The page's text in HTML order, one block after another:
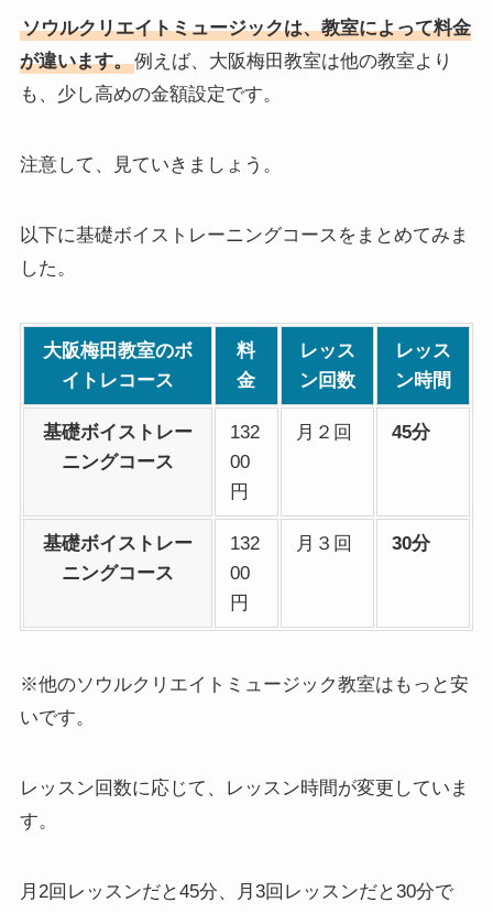
ソウルクリエイトミュージックは、教室によって料金
が違います。例えば、大阪梅田教室は他の教室より
も、少し高めの金額設定です。
注意して、見ていきましょう。
以下に基礎ボイストレーニングコースをまとめてみま
した。
大阪梅田教室のボ
イトレコース
料
金
レッス
ン回数
レッス
ン時間
基礎ボイストレー
ニングコース
132
00
円
月２回 45分
基礎ボイストレー
ニングコース
132
00
円
月３回 30分
※他のソウルクリエイトミュージック教室はもっと安
いです。
レッスン回数に応じて、レッスン時間が変更していま
す。
月2回レッスンだと45分、月3回レッスンだと30分で